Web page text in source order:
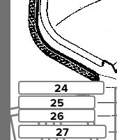
24
25
26
27